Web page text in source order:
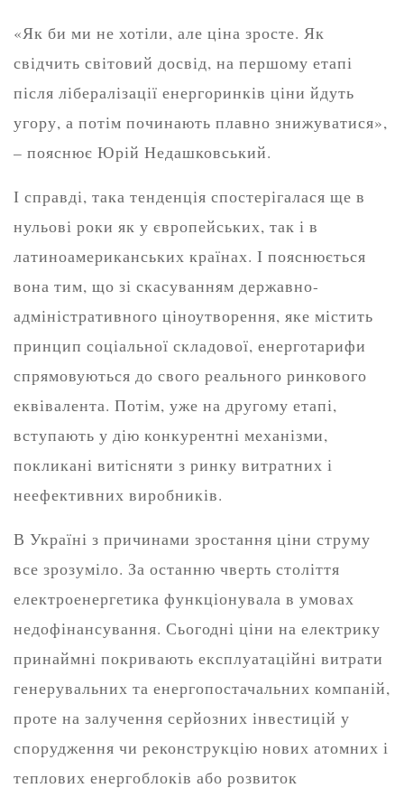
«Як би ми не хотіли, але ціна зросте. Як
свідчить світовий досвід, на першому етапі
після лібералізації енергоринків ціни йдуть
угору, а потім починають плавно знижуватися»,
– пояснює Юрій Недашковський.
І справді, така тенденція спостерігалася ще в
нульові роки як у європейських, так і в
латиноамериканських країнах. І пояснюється
вона тим, що зі скасуванням державно-
адміністративного ціноутворення, яке містить
принцип соціальної складової, енерготарифи
спрямовуються до свого реального ринкового
еквівалента. Потім, уже на другому етапі,
вступають у дію конкурентні механізми,
покликані витісняти з ринку витратних і
неефективних виробників.
В Україні з причинами зростання ціни струму
все зрозуміло. За останню чверть століття
електроенергетика функціонувала в умовах
недофінансування. Сьогодні ціни на електрику
принаймні покривають експлуатаційні витрати
генерувальних та енергопостачальних компаній,
проте на залучення серйозних інвестицій у
спорудження чи реконструкцію нових атомних і
теплових енергоблоків або розвиток